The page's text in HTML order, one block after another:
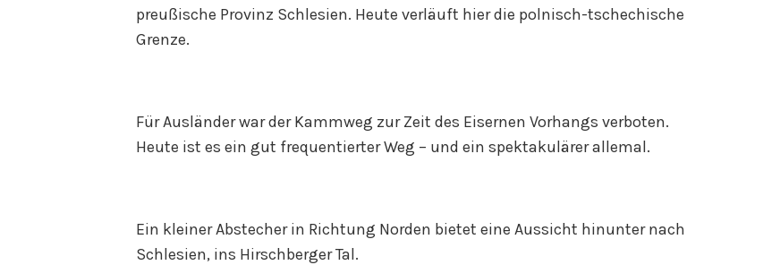
preußische Provinz Schlesien. Heute verläuft hier die polnisch-tschechische
Grenze.
Für Ausländer war der Kammweg zur Zeit des Eisernen Vorhangs verboten.
Heute ist es ein gut frequentierter Weg – und ein spektakulärer allemal.
Ein kleiner Abstecher in Richtung Norden bietet eine Aussicht hinunter nach
Schlesien, ins Hirschberger Tal.